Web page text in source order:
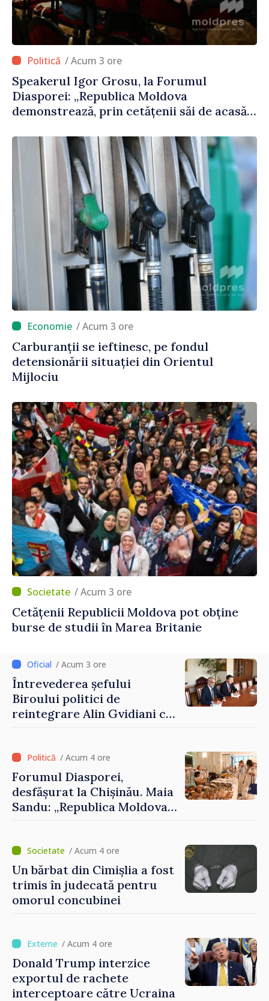
/ Acum 3 ore
Speakerul Igor Grosu, la Forumul
Diasporei: „Republica Moldova
demonstrează, prin cetățenii săi de acasă
parte a marii familii europene”
/ Acum 3 ore
Carburanții se ieftinesc, pe fondul
detensionării situației din Orientul
Mijlociu
/ Acum 3 ore
Cetățenii Republicii Moldova pot obține
burse de studii în Marea Britanie
/ Acum 3 ore
Întrevederea șefului
Biroului politici de
reintegrare Alin Gvidiani cu
Crucii Roșii în Moldova
/ Acum 4 ore
Forumul Diasporei,
desfășurat la Chișinău. Maia
Sandu: „Republica Moldova
rol important în promovarea
și susținerea acestui
parcurs”
/ Acum 4 ore
Un bărbat din Cimișlia a fost
trimis în judecată pentru
omorul concubinei
/ Acum 4 ore
Donald Trump interzice
exportul de rachete
interceptoare către Ucraina